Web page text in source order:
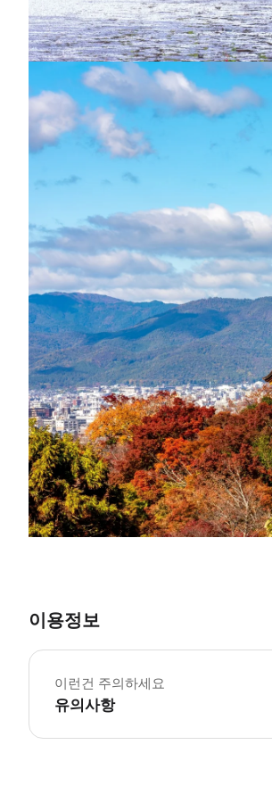
이용정보
이런건 주의하세요
유의사항